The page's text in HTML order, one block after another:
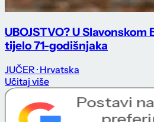
UBOJSTVO? U
tijelo 71-godišnjaka
JUČER · Hrvatska
Učitaj više